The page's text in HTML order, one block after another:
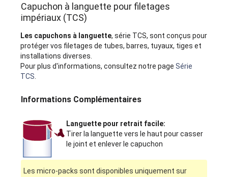
Capuchon à languette pour filetages
impériaux (TCS)
Les capuchons à languette, série TCS, sont conçus pour
protéger vos filetages de tubes, barres, tuyaux, tiges et
installations diverses.
Pour plus d'informations, consultez notre pageSérie
TCS
Informations Complémentaires
Languette pour retrait facile:
Tirer la languette vers le haut pour casser
le joint et enlever le capuchon
Les micro-packs sont disponibles uniquement sur